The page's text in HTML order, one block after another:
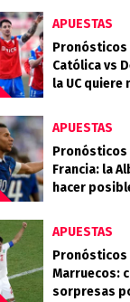
APUESTAS
Pronósticos
Católica vs
la UC quiere
APUESTAS
Pronósticos
Francia: la
hacer
APUESTAS
Pronósticos
Marruecos:
sorpresas